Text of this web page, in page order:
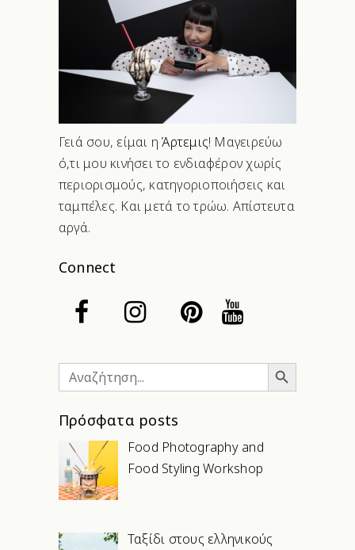
Γειά σου, είμαι ηΆρτεμις! Μαγειρεύω
ό,τι μου κινήσει το ενδιαφέρον χωρίς
περιορισμούς, κατηγοριοποιήσεις και
ταμπέλες. Και μετά το τρώω. Απίστευτα
αργά.
Connect
Search
for:
Search Button
Πρόσφατα posts
Food Photography and
Food Styling Workshop
Ταξίδι στους ελληνικούς